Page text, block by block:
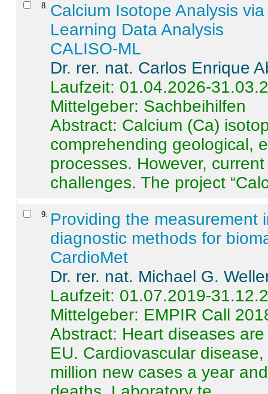
8 Calcium Isotope Analysis
Learning Data Analysis
CALISO-ML
Dr. rer. nat. Carlos Enrique
Laufzeit: 01.04.2026-
Mittelgeber: Sachbeihilfen
Abstract: Calcium (Ca)
comprehending geological,
processes. However,
challenges. The project
9
Providing the measurement
diagnostic methods for
CardioMet
Dr. rer. nat. Michael G.
Laufzeit: 01.07.2019-
Mittelgeber: EMPIR Call
Abstract: Heart diseases
EU. Cardiovascular
million new cases a year